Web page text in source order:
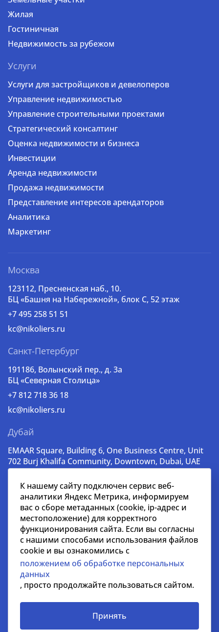
Жилая
Гостиничная
Недвижимость за рубежом
Услуги
Услуги для застройщиков и девелоперов
Управление недвижимостью
Управление строительными проектами
Стратегический консалтинг
Оценка недвижимости и бизнеса
Инвестиции
Аренда недвижимости
Продажа недвижимости
Представление интересов арендаторов
Аналитика
Маркетинг
Москва
123112, Пресненская наб., 10.
БЦ «Башня на Набережной», блок С, 52 этаж
+7 495 258 51 51
kc@nikoliers.ru
Санкт-Петербург
191186, Волынский пер., д. 3a
БЦ «Северная Столица»
+7 812 718 36 18
kc@nikoliers.ru
Дубай
EMAAR Square, Building 6, One Business Centre, Unit
702 Burj Khalifa Community, Downtown, Dubai, UAE
lead@nikoliers-global.com
© nikoliers.ru 1994 - 2026
Все права защищены
Информация, представленная на странице, носит
информативный характер и не является
распространителем рекламных материалов
Положение об обработке персональных данных
Условия сотрудничества
К нашему сайту подключен сервис веб-
аналитики Яндекс Метрика, информируем
вас о сборе метаданных (cookie, ip-адрес и
местоположение) для корректного
функционирования сайта. Если вы согласны
с нашими способами использования файлов
cookie и вы ознакомились с
положением об обработке персональных
данных
, просто продолжайте пользоваться сайтом.
Принять